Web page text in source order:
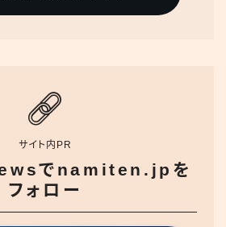
サイト内PR
でnamiten.jpを
フォロー